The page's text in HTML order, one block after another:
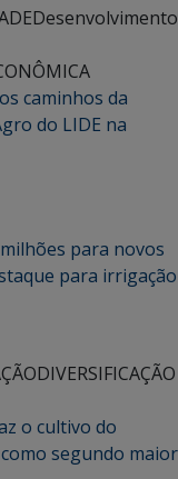
Desenvolvimento
caminhos da
do LIDE na
para novos
para irrigação
DIVERSIFICAÇÃO
o cultivo do
segundo maior